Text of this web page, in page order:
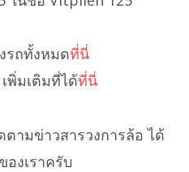
รถทั้งหมดที่นี่
พิ่มเติมที่ได้ที่นี่
ามข่าวสารวงการล้อ ได้
งเราครับ